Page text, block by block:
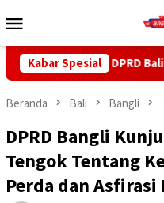
ke
Mobile
Kabar Spesial
Tegaskan Tak Ada
Beranda Bali Bangli
DPRD Bangli
Tengok Tentang
Perda dan